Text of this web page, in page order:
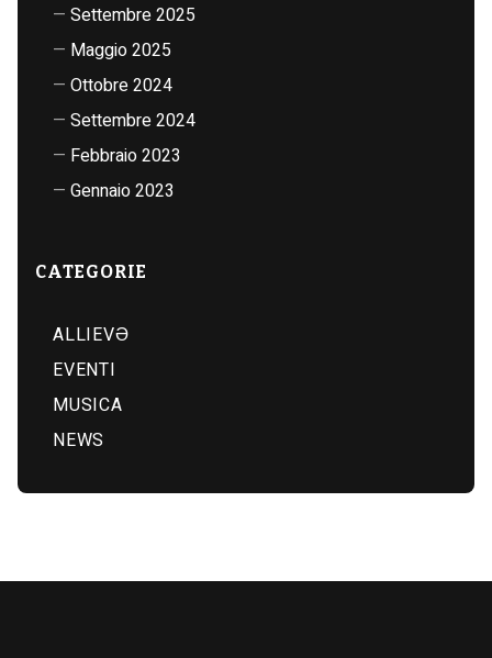
Settembre 2025
Maggio 2025
Ottobre 2024
Settembre 2024
Febbraio 2023
Gennaio 2023
CATEGORIE
ALLIEVƏ
EVENTI
MUSICA
NEWS